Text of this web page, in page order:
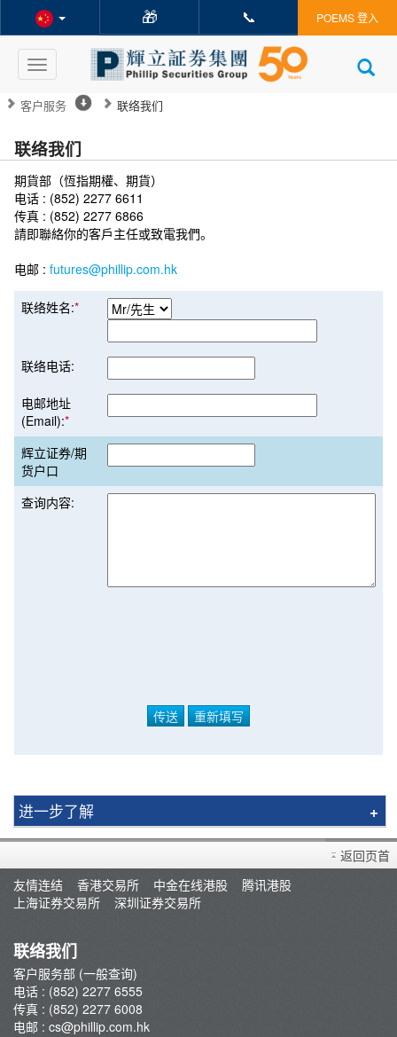
🎁 📞 POEMS 登入
Toggle
navigation
客户服务 联络我们
联络我们
期貨部（恆指期權、期貨）
电话 : (852) 2277 6611
传真 : (852) 2277 6866
請即聯絡你的客戶主任或致電我們。
电邮 : futures@phillip.com.hk
联络姓名:*
联络电话:
电邮地址
(Email):*
辉立证券/期
货户口
查询内容:
进一步了解
买卖衍生产品须知
开设户口
查询及支援
转入股票
孖展及利率
佣金及收费资料
表格下载
返回页首
友情连结
香港交易所 中金在线港股
腾讯港股
上海证券交易所
深圳证券交易所
联络我们
客户服务部 (一般查询)
电话 : (852) 2277 6555
传真 : (852) 2277 6008
电邮 : cs@phillip.com.hk